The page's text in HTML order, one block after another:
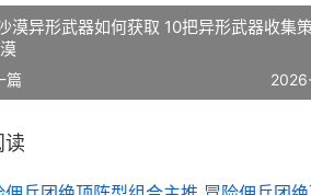
漠异形武器如何获取 10把异形武器收集
篇
读